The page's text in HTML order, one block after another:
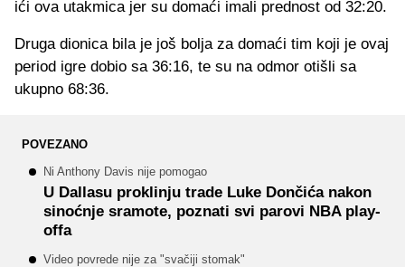
ići ova utakmica jer su domaći imali prednost od 32:20.
Druga dionica bila je još bolja za domaći tim koji je ovaj
period igre dobio sa 36:16, te su na odmor otišli sa
ukupno 68:36.
POVEZANO
Ni Anthony Davis nije pomogao
U Dallasu proklinju trade Luke Dončića nakon
sinoćnje sramote, poznati svi parovi NBA play-
offa
Video povrede nije za "svačiji stomak"